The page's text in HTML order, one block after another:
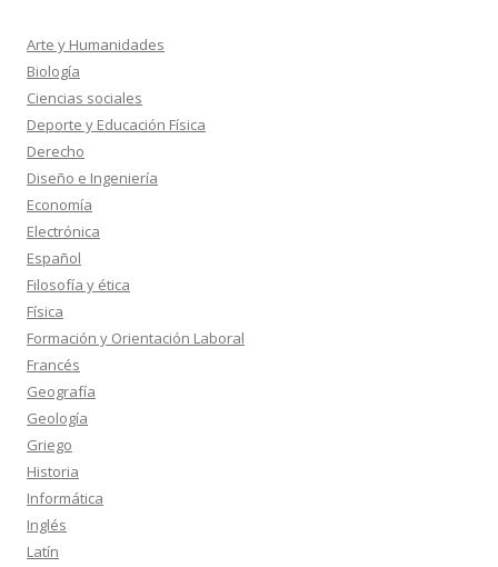
Arte y Humanidades
Biología
Ciencias sociales
Deporte y Educación Física
Derecho
Diseño e Ingeniería
Economía
Electrónica
Español
Filosofía y ética
Física
Formación y Orientación Laboral
Francés
Geografía
Geología
Griego
Historia
Informática
Inglés
Latín